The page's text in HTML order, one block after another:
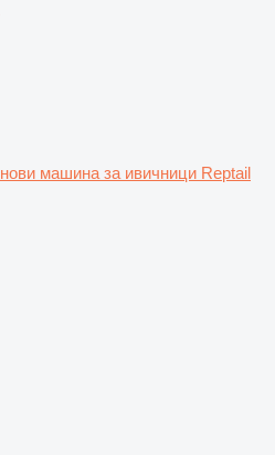
нови машина за ивичници Reptail